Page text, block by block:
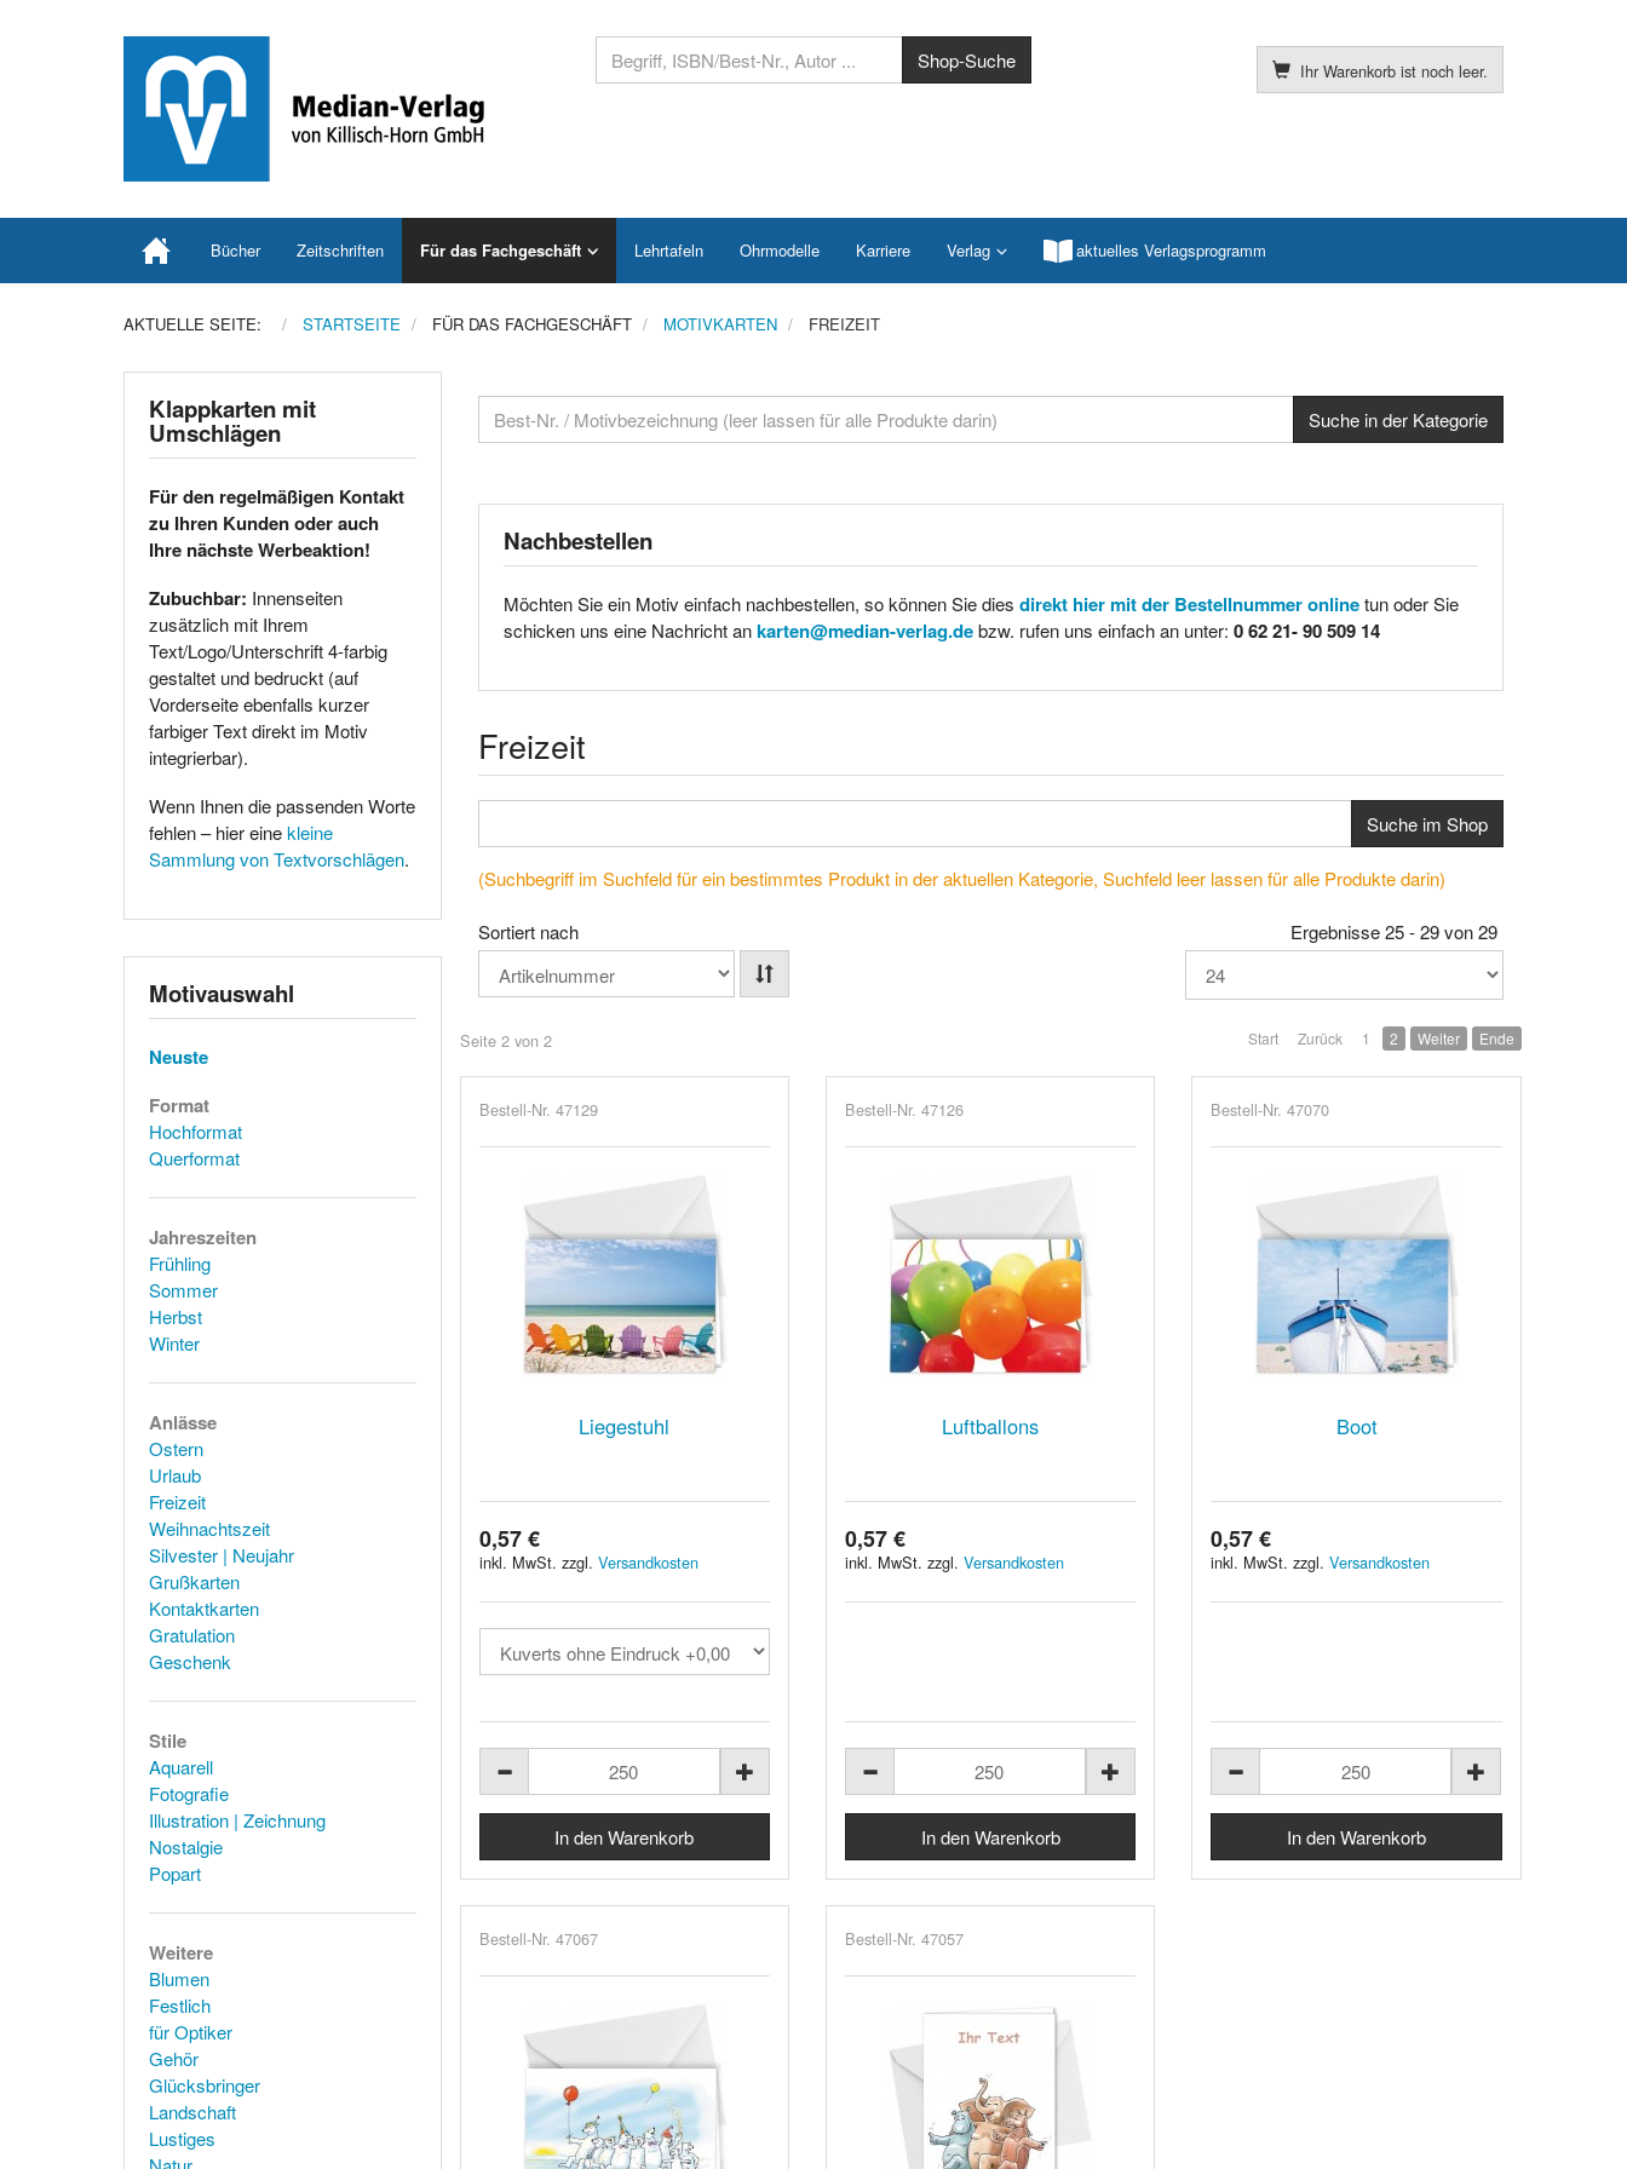
Ihr Warenkorb ist noch leer.
Bücher Zeitschriften Für das Fachgeschäft Lehrtafeln Ohrmodelle Karriere Verlag aktuelles Verlagsprogramm
AKTUELLE SEITE: STARTSEITE FÜR DAS FACHGESCHÄFT MOTIVKARTEN FREIZEIT
Nachbestellen
Möchten Sie ein Motiv einfach nachbestellen, so können Sie dies direkt hier mit der Bestellnummer onlinetun oder Sie
schicken uns eine Nachricht ankarten@median-verlag.de bzw. rufen uns einfach an unter: 0 62 21- 90 509 14
Freizeit
Suche im Shop
(Suchbegriff im Suchfeld für ein bestimmtes Produkt in der aktuellen Kategorie, Suchfeld leer lassen für alle Produkte darin)
Sortiert nach Ergebnisse 25 - 29 von 29
Seite 2 von 2 Start Zurück 1 2 Weiter Ende
Bestell-Nr. 47129
Liegestuhl
0,57 €
inkl. MwSt. zzgl. Versandkosten
Bestell-Nr. 47126
Luftballons
0,57 €
inkl. MwSt. zzgl. Versandkosten
Bestell-Nr. 47070
Boot
0,57 €
inkl. MwSt. zzgl.Versandkosten
Bestell-Nr. 47067 Bestell-Nr. 47057
Klappkarten mit
Umschlägen
Für den regelmäßigen Kontakt
zu Ihren Kunden oder auch
Ihre nächste Werbeaktion!
Zubuchbar: Innenseiten
zusätzlich mit Ihrem
Text/Logo/Unterschrift 4-farbig
gestaltet und bedruckt (auf
Vorderseite ebenfalls kurzer
farbiger Text direkt im Motiv
integrierbar).
Wenn Ihnen die passenden Worte
fehlen – hier einekleine
Sammlung von Textvorschlägen.
Motivauswahl
Neuste
Format
Hochformat
Querformat
Jahreszeiten
Frühling
Sommer
Herbst
Winter
Anlässe
Ostern
Urlaub
Freizeit
Weihnachtszeit
Silvester | Neujahr
Grußkarten
Kontaktkarten
Gratulation
Geschenk
Stile
Aquarell
Fotografie
Illustration | Zeichnung
Nostalgie
Popart
Weitere
Blumen
Festlich
für Optiker
Gehör
Glücksbringer
Landschaft
Lustiges